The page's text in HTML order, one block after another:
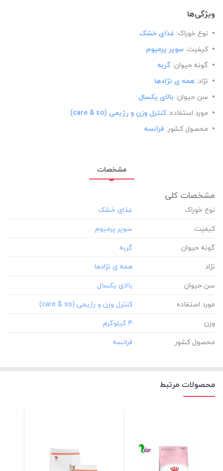
ویژگی‌ها
نوع خوراک: غذای خشک
کیفیت: سوپر پرمیوم
گونه حیوان: گربه
نژاد: همه ی نژادها
سن حیوان: بالای یکسال
مورد استفاده: کنترل وزن و رژیمی (care & so)
محصول کشور: فرانسه
مشخصات
مشخصات کلی
نوع خوراک
کیفیت
گونه حیوان
نژاد
سن حیوان
مورد استفاده
وزن
‎4 کیلوگرم
محصول کشور
محصولات مرتبط